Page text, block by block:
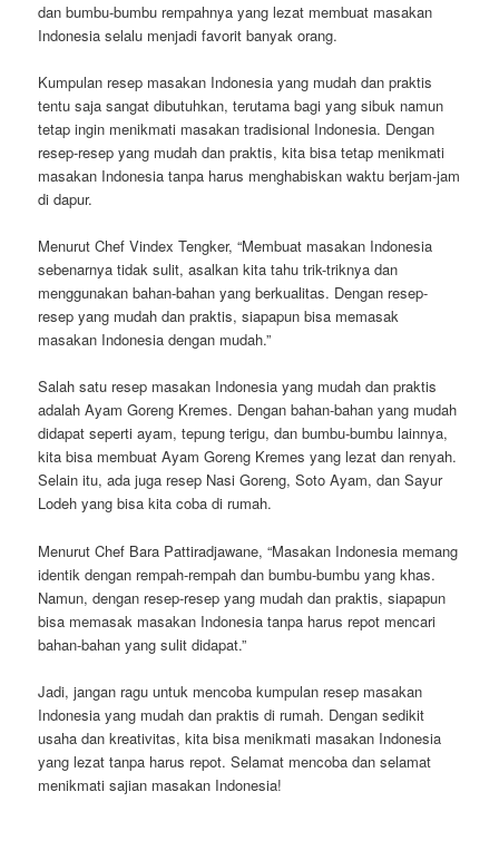
dan bumbu-bumbu rempahnya yang lezat membuat masakan
Indonesia selalu menjadi favorit banyak orang.
Kumpulan resep masakan Indonesia yang mudah dan praktis
tentu saja sangat dibutuhkan, terutama bagi yang sibuk namun
tetap ingin menikmati masakan tradisional Indonesia. Dengan
resep-resep yang mudah dan praktis, kita bisa tetap menikmati
masakan Indonesia tanpa harus menghabiskan waktu berjam-jam
di dapur.
Menurut Chef Vindex Tengker, “Membuat masakan Indonesia
sebenarnya tidak sulit, asalkan kita tahu trik-triknya dan
menggunakan bahan-bahan yang berkualitas. Dengan resep-
resep yang mudah dan praktis, siapapun bisa memasak
masakan Indonesia dengan mudah.”
Salah satu resep masakan Indonesia yang mudah dan praktis
adalah Ayam Goreng Kremes. Dengan bahan-bahan yang mudah
didapat seperti ayam, tepung terigu, dan bumbu-bumbu lainnya,
kita bisa membuat Ayam Goreng Kremes yang lezat dan renyah.
Selain itu, ada juga resep Nasi Goreng, Soto Ayam, dan Sayur
Lodeh yang bisa kita coba di rumah.
Menurut Chef Bara Pattiradjawane, “Masakan Indonesia memang
identik dengan rempah-rempah dan bumbu-bumbu yang khas.
Namun, dengan resep-resep yang mudah dan praktis, siapapun
bisa memasak masakan Indonesia tanpa harus repot mencari
bahan-bahan yang sulit didapat.”
Jadi, jangan ragu untuk mencoba kumpulan resep masakan
Indonesia yang mudah dan praktis di rumah. Dengan sedikit
usaha dan kreativitas, kita bisa menikmati masakan Indonesia
yang lezat tanpa harus repot. Selamat mencoba dan selamat
menikmati sajian masakan Indonesia!